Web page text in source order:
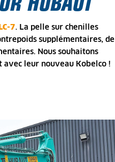
7. La pelle sur chenilles
supplémentaires, de
Nous souhaitons
avec leur nouveau Kobelco !